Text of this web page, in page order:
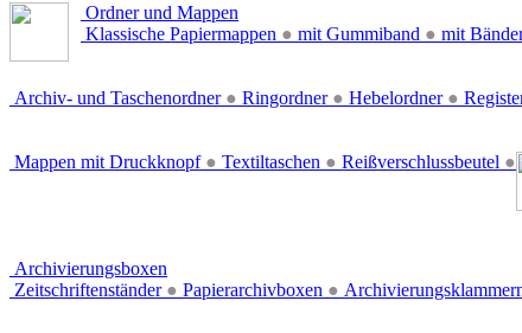
Ordner und Mappen
Klassische Papiermappen ● mit Gummiband ● mit
Archiv- und Taschenordner ● Ringordner ● Hebelordner ●
Mappen mit Druckknopf ● Textiltaschen ● Reißverschlussbeutel ●
Archivierungsboxen
Zeitschriftenständer ● Papierarchivboxen ●